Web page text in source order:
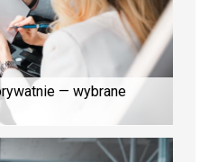
— wybrane